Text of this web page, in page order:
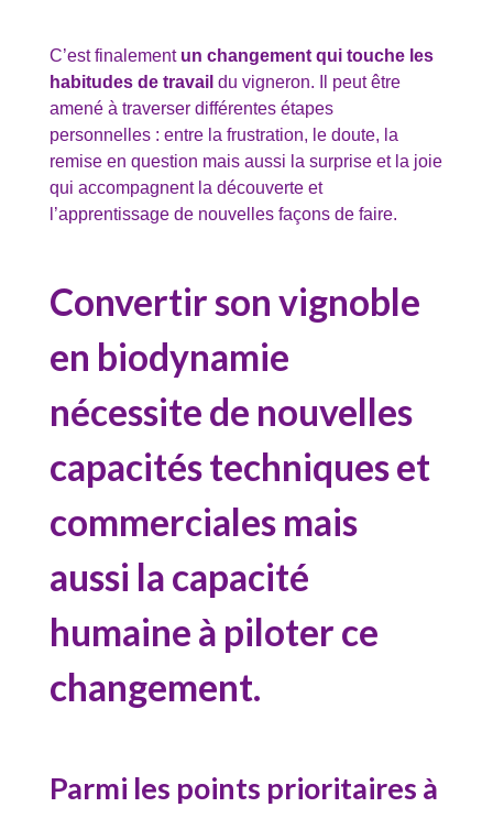
C’est finalement un changement qui touche les
habitudes de travail du vigneron. Il peut être
amené à traverser différentes étapes
personnelles : entre la frustration, le doute, la
remise en question mais aussi la surprise et la joie
qui accompagnent la découverte et
l’apprentissage de nouvelles façons de faire.
Convertir son vignoble
en biodynamie
nécessite de nouvelles
capacités techniques et
commerciales mais
aussi la capacité
humaine à piloter ce
changement.
Parmi les points prioritaires à